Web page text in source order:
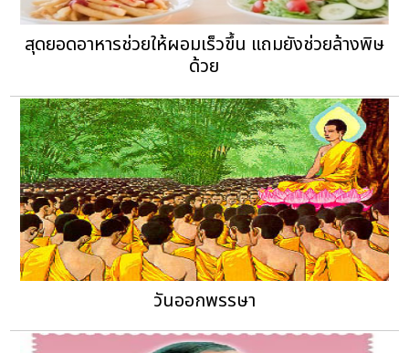
สุดยอดอาหารช่วยให้ผอมเร็วขึ้น แถมยังช่วยล้างพิษ
ด้วย
วันออกพรรษา